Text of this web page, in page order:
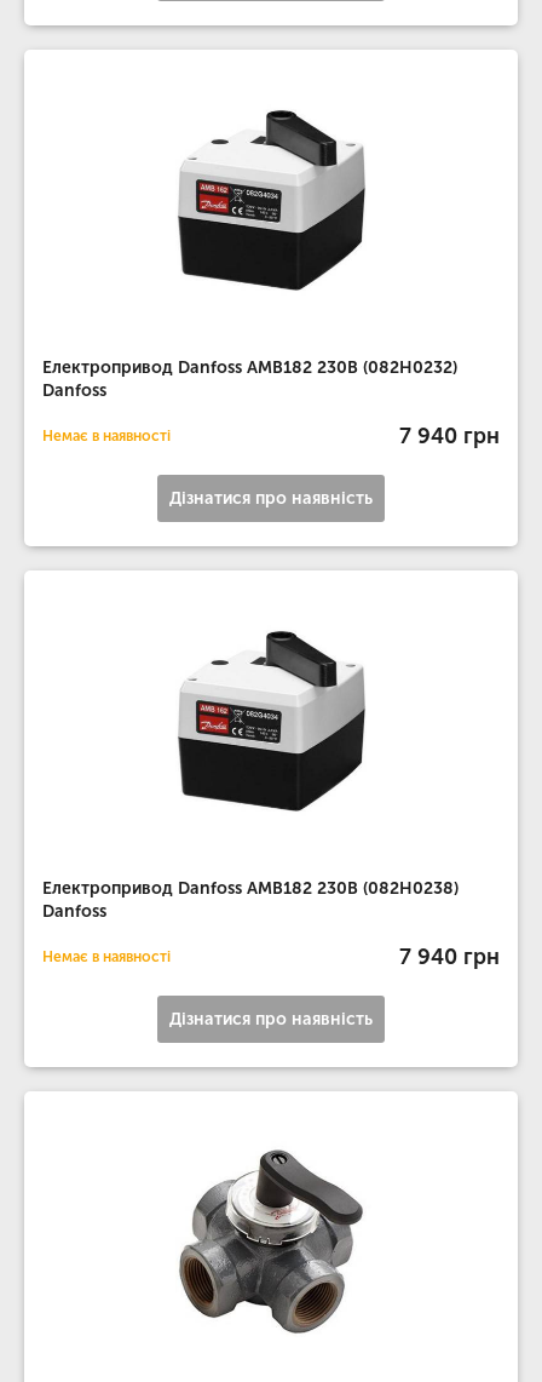
Електропривод Danfoss AMB182 230В (082H0232)
Danfoss
Немає в наявності 7 940 грн
Дізнатися про наявність
Електропривод Danfoss AMB182 230В (082H0238)
Danfoss
Немає в наявності 7 940 грн
Дізнатися про наявність